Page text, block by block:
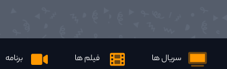
سریال ها فیلم ها برنامه